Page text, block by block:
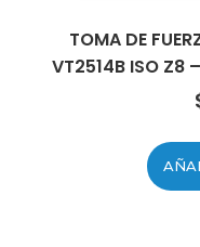
TOMA DE
VT2514B ISO Z8